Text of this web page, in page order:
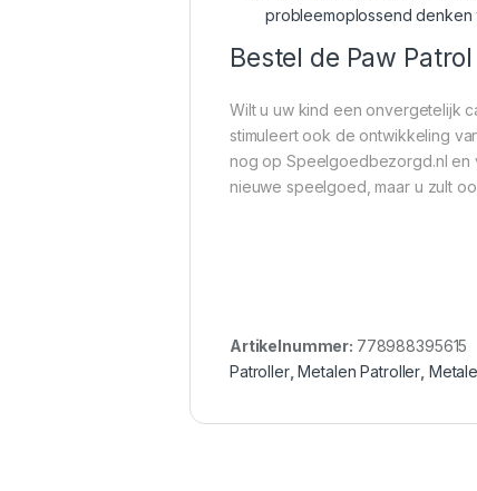
probleemoplossend denken
Bestel de Paw
Wilt u uw kind een onvergetelijk
stimuleert ook de ontwikkeling
nog op Speelgoedbezorgd.nl en
nieuwe speelgoed, maar u zult
Artikelnummer: 778988395615
Patroller,Metalen Patroller